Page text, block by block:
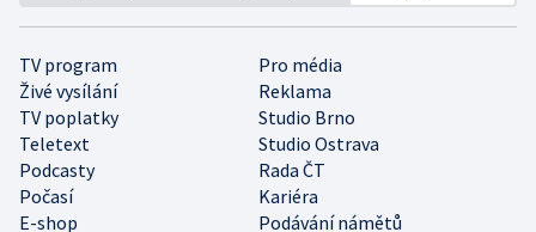
TV program
Pro média
Živé vysílání
Reklama
TV poplatky
Studio Brno
Teletext
Studio Ostrava
Podcasty
Rada ČT
Počasí
Kariéra
E-shop
Podávání námětů